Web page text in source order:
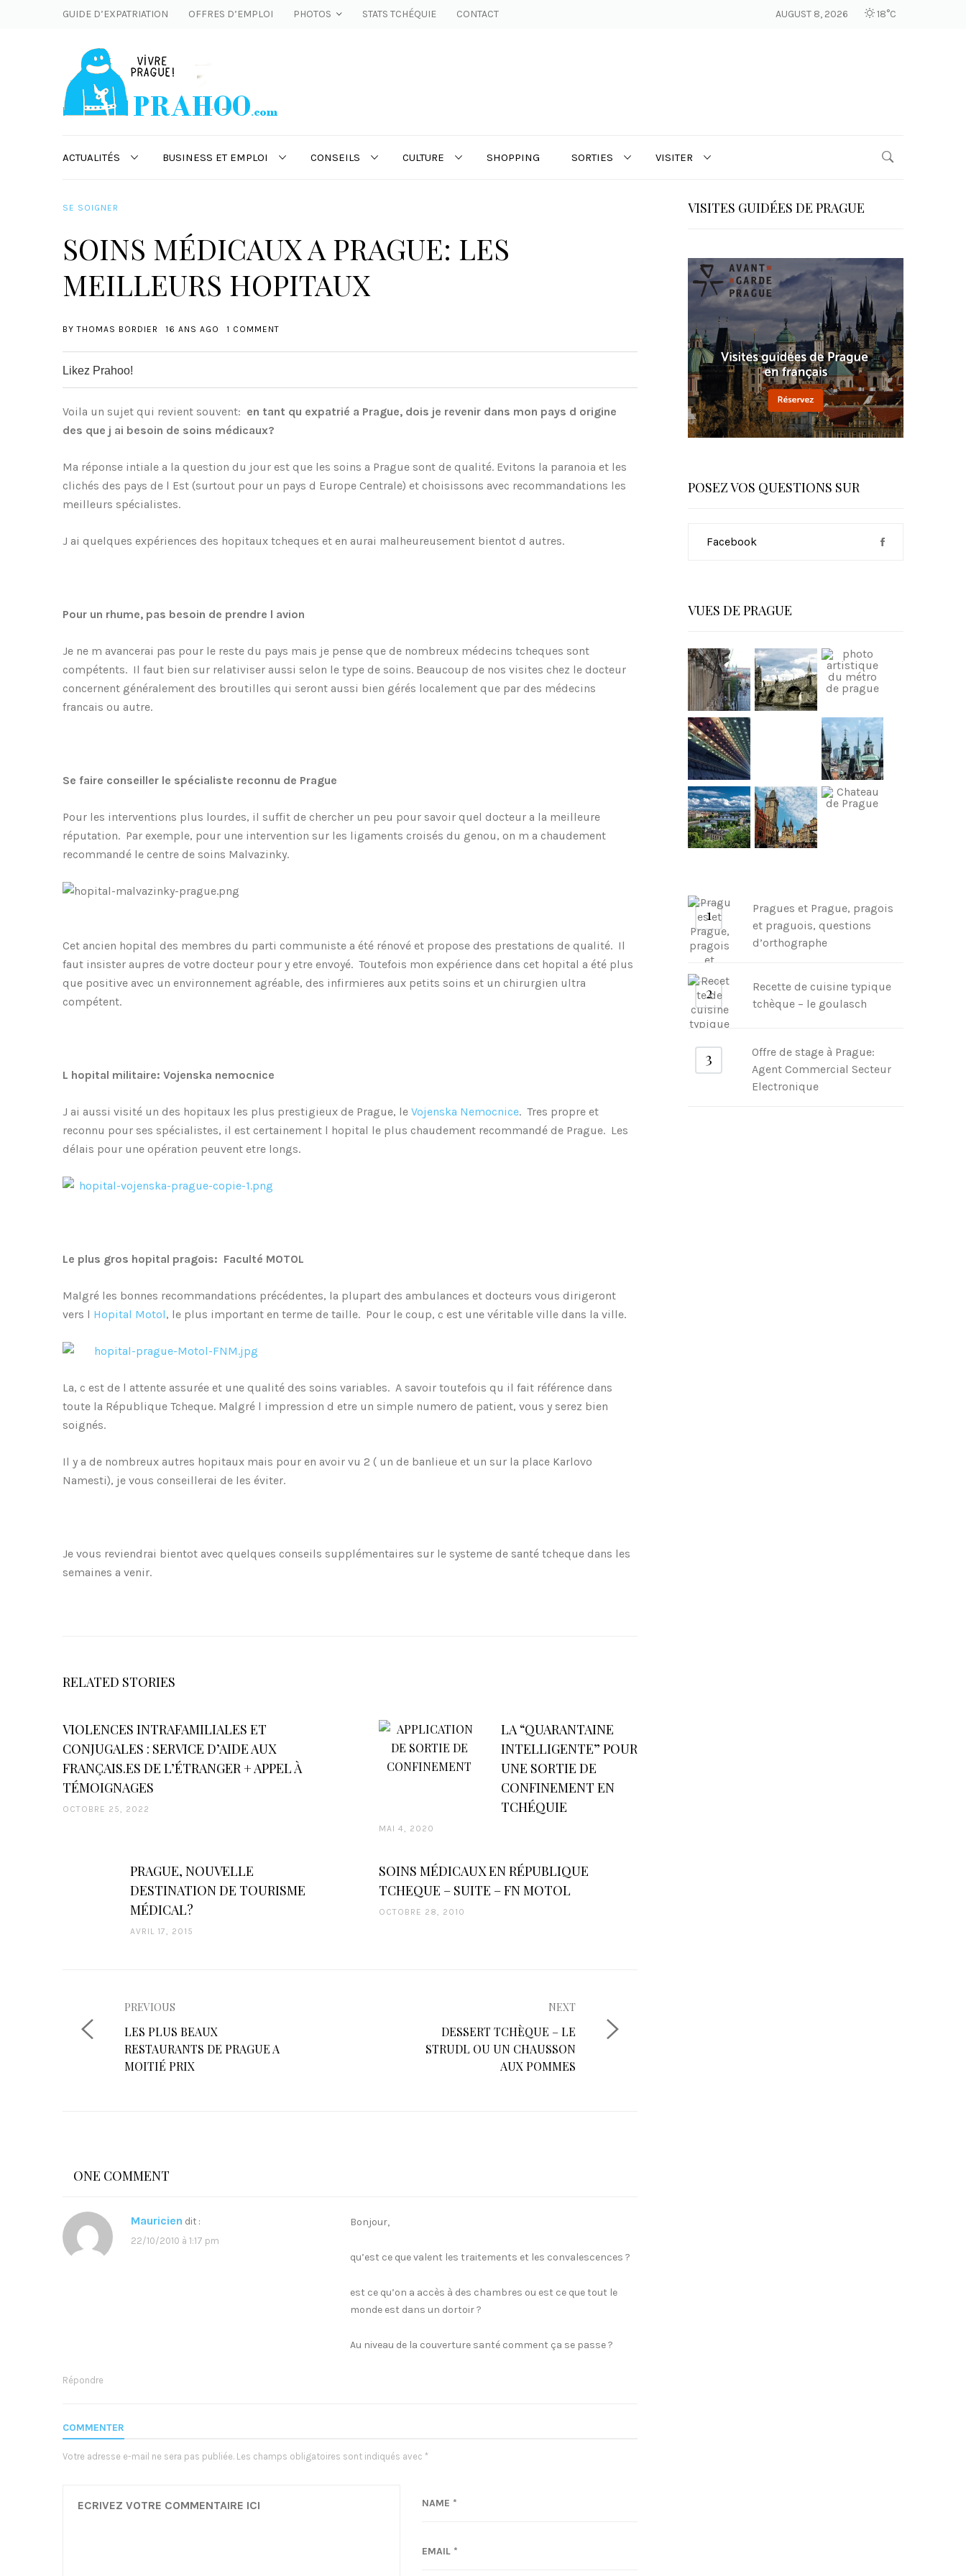
GUIDE D’EXPATRIATION OFFRES D’EMPLOI PHOTOS STATS TCHÉQUIE CONTACT AUGUST 8, 2026 18°C
ACTUALITÉS BUSINESS ET EMPLOI CONSEILS CULTURE SHOPPING SORTIES VISITER
SE SOIGNER
SOINS MÉDICAUX A PRAGUE: LES
MEILLEURS HOPITAUX
BYTHOMAS BORDIER 16 ANS AGO 1 COMMENT
Likez Prahoo!
Voila un sujet qui revient souvent: en tant qu expatrié a Prague, dois je revenir dans mon pays d origine
des que j ai besoin de soins médicaux?
Ma réponse intiale a la question du jour est que les soins a Prague sont de qualité. Evitons la paranoia et les
clichés des pays de l Est (surtout pour un pays d Europe Centrale) et choisissons avec recommandations les
meilleurs spécialistes.
J ai quelques expériences des hopitaux tcheques et en aurai malheureusement bientot d autres.
Pour un rhume, pas besoin de prendre l avion
Je ne m avancerai pas pour le reste du pays mais je pense que de nombreux médecins tcheques sont
compétents. Il faut bien sur relativiser aussi selon le type de soins. Beaucoup de nos visites chez le docteur
concernent généralement des broutilles qui seront aussi bien gérés localement que par des médecins
francais ou autre.
Se faire conseiller le spécialiste reconnu de Prague
Pour les interventions plus lourdes, il suffit de chercher un peu pour savoir quel docteur a la meilleure
réputation. Par exemple, pour une intervention sur les ligaments croisés du genou, on m a chaudement
recommandé le centre de soins Malvazinky.
Cet ancien hopital des membres du parti communiste a été rénové et propose des prestations de qualité. Il
faut insister aupres de votre docteur pour y etre envoyé. Toutefois mon expérience dans cet hopital a été plus
que positive avec un environnement agréable, des infirmieres aux petits soins et un chirurgien ultra
compétent.
L hopital militaire: Vojenska nemocnice
J ai aussi visité un des hopitaux les plus prestigieux de Prague, le Vojenska Nemocnice. Tres propre et
reconnu pour ses spécialistes, il est certainement l hopital le plus chaudement recommandé de Prague. Les
délais pour une opération peuvent etre longs.
Le plus gros hopital pragois: Faculté MOTOL
Malgré les bonnes recommandations précédentes, la plupart des ambulances et docteurs vous dirigeront
vers l Hopital Motol, le plus important en terme de taille. Pour le coup, c est une véritable ville dans la ville.
La, c est de l attente assurée et une qualité des soins variables. A savoir toutefois qu il fait référence dans
toute la République Tcheque. Malgré l impression d etre un simple numero de patient, vous y serez bien
soignés.
Il y a de nombreux autres hopitaux mais pour en avoir vu 2 ( un de banlieue et un sur la place Karlovo
Namesti), je vous conseillerai de les éviter.
Je vous reviendrai bientot avec quelques conseils supplémentaires sur le systeme de santé tcheque dans les
semaines a venir.
RELATED STORIES
VIOLENCES INTRAFAMILIALES ET
CONJUGALES : SERVICE D’AIDE AUX
FRANÇAIS.ES DE L’ÉTRANGER + APPEL À
TÉMOIGNAGES
OCTOBRE 25, 2022
LA “QUARANTAINE
INTELLIGENTE” POUR
UNE SORTIE DE
CONFINEMENT EN
TCHÉQUIE
MAI 4, 2020
PRAGUE, NOUVELLE
DESTINATION DE TOURISME
MÉDICAL?
AVRIL 17, 2015
SOINS MÉDICAUX EN RÉPUBLIQUE
TCHEQUE – SUITE – FN MOTOL
OCTOBRE 28, 2010
N
a
a
a
r
t
PREVIOUS
P
R
E
P
T
LES PLUS BEAUX
RESTAURANTS DE PRAGUE A
MOITIÉ PRIX
NEXT
DESSERT TCHÈQUE – LE
STRUDL OU UN CHAUSSON
AUX POMMES
ONE COMMENT
Mauricien dit :
22/10/2010 à 1:17 pm
Bonjour,
qu’est ce que valent les traitements et les convalescences ?
est ce qu’on a accès à des chambres ou est ce que tout le
monde est dans un dortoir ?
Au niveau de la couverture santé comment ça se passe ?
Répondre
COMMENTER
Votre adresse e-mail ne sera pas publiée. Les champs obligatoires sont indiqués avec *
VISITES GUIDÉES DE PRAGUE
POSEZ VOS QUESTIONS SUR
Facebook
VUES DE PRAGUE
Pragues et Prague, pragois
et praguois, questions
d’orthographe
Recette de cuisine typique
tchèque – le goulasch
Offre de stage à Prague:
Agent Commercial Secteur
Electronique